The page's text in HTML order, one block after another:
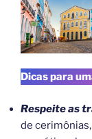
Dicas para
Respeite as
de